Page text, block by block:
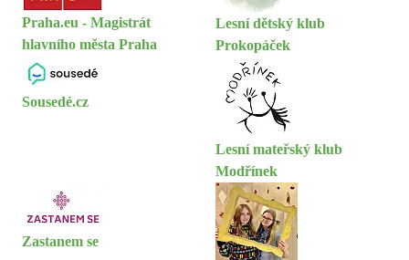
Praha.eu - Magistrát
hlavního města Praha
Lesní dětský klub
Prokopáček
Sousedé.cz
Lesní mateřský klub
Modřínek
Zastanem se